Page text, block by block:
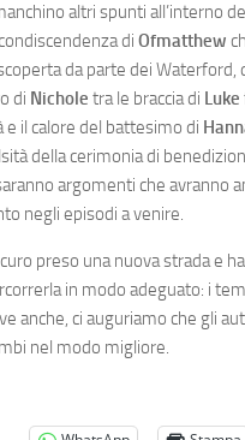
altri spunti all’interno
di Ofmatthew
da parte dei Waterford,
di Nichole tra le braccia di Luke
e il calore del battesimo di
della cerimonia di
argomenti che avranno
negli episodi a venire.
preso una nuova strada e
in modo adeguato: i
anche, ci auguriamo che gli
nel modo migliore.